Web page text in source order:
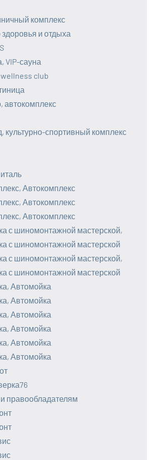
комплекс
здоровья и отдыха
VIP-сауна
wellness club
автокомплекс
культурно-спортивный комплекс
Автокомплекс
Автокомплекс
Автокомплекс
с шиномонтажной мастерской,
с шиномонтажной мастерской
с шиномонтажной мастерской,
с шиномонтажной мастерской
Автомойка
Автомойка
Автомойка
Автомойка
Автомойка
Автомойка
правообладателям